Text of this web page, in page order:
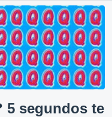
5 segundos te